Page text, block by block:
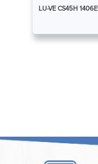
LU-VE CS45H